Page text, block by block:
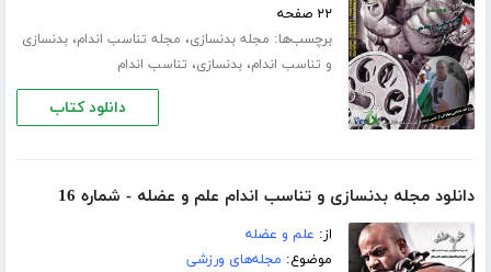
۲۲ صفحه
برچسب‌ها: مجله بدنسازی، مجله تناسب اندام،بدنسازی
و تناسب اندام،بدنسازی، تناسب اندام
دانلود کتاب
دانلود مجله بدنسازی و تناسب اندام علم و عضله - شماره 16
از: علم و عضله
موضوع: مجله‌های ورزشی